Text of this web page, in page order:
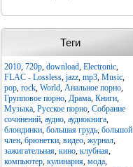
Теги
2010, 720p, download, Electronic,
FLAC - Lossless, jazz, mp3, Music,
pop, rock, World, Анальное порно,
Групповое порно, Драма, Книги,
Музыка, Русское порно, Собрание
сочинений, аудио, аудиокнига,
блондинки, большая грудь, большой
член, брюнетки, видео, журнал,
зажигательная, кино, клубная,
компьютер, кулинария, мода,